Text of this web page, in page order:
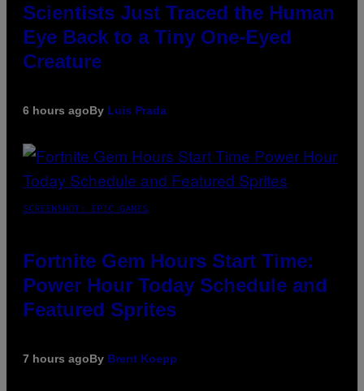
Scientists Just Traced the Human
Eye Back to a Tiny One-Eyed
Creature
6 hours agoBy Luis Prada
SCREENSHOT: EPIC GAMES
Fortnite Gem Hours Start Time:
Power Hour Today Schedule and
Featured Sprites
7 hours agoBy Brent Koepp